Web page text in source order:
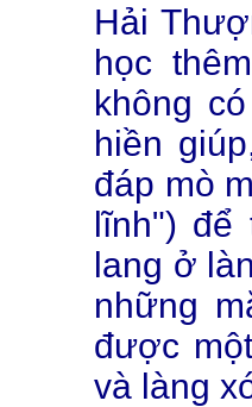
Hải
học
không
hiền
đáp mò
lĩnh") để
lang ở
những
được
và làng